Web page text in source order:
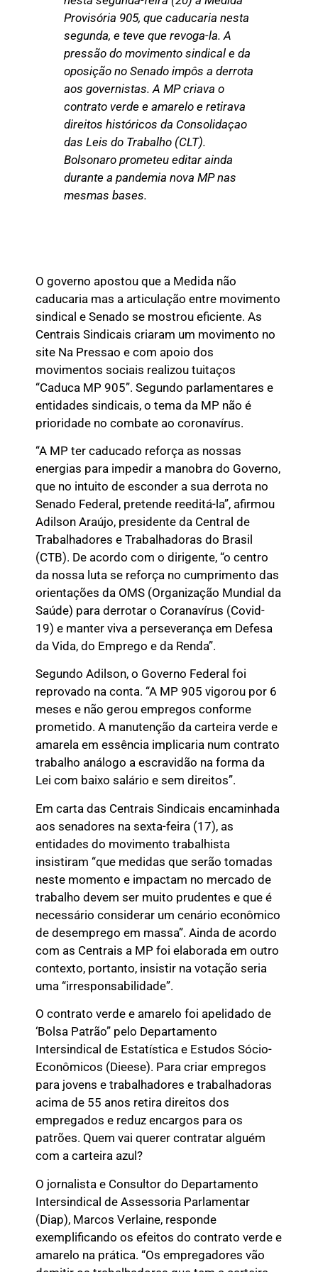
Provisória 905, que caducaria nesta
segunda, e teve que revoga-la. A
pressão do movimento sindical e da
oposição no Senado impôs a derrota
aos governistas. A MP criava o
contrato verde e amarelo e retirava
direitos históricos da Consolidaçao
das Leis do Trabalho (CLT).
Bolsonaro prometeu editar ainda
durante a pandemia nova MP nas
mesmas bases.
O governo apostou que a Medida não
caducaria mas a articulação entre movimento
sindical e Senado se mostrou eficiente. As
Centrais Sindicais criaram um movimento no
site Na Pressao e com apoio dos
movimentos sociais realizou tuitaços
“Caduca MP 905”. Segundo parlamentares e
entidades sindicais, o tema da MP não é
prioridade no combate ao coronavírus.
“A MP ter caducado reforça as nossas
energias para impedir a manobra do Governo,
que no intuito de esconder a sua derrota no
Senado Federal, pretende reeditá-la”, afirmou
Adilson Araújo, presidente da Central de
Trabalhadores e Trabalhadoras do Brasil
(CTB). De acordo com o dirigente, “o centro
da nossa luta se reforça no cumprimento das
orientações da OMS (Organização Mundial da
Saúde) para derrotar o Coranavírus (Covid-
19) e manter viva a perseverança em Defesa
da Vida, do Emprego e da Renda”.
Segundo Adilson, o Governo Federal foi
reprovado na conta. “A MP 905 vigorou por 6
meses e não gerou empregos conforme
prometido. A manutenção da carteira verde e
amarela em essência implicaria num contrato
trabalho análogo a escravidão na forma da
Lei com baixo salário e sem direitos”.
Em carta das Centrais Sindicais encaminhada
aos senadores na sexta-feira (17), as
entidades do movimento trabalhista
insistiram “que medidas que serão tomadas
neste momento e impactam no mercado de
trabalho devem ser muito prudentes e que é
necessário considerar um cenário econômico
de desemprego em massa”. Ainda de acordo
com as Centrais a MP foi elaborada em outro
contexto, portanto, insistir na votação seria
uma “irresponsabilidade”.
O contrato verde e amarelo foi apelidado de
‘Bolsa Patrão” pelo Departamento
Intersindical de Estatística e Estudos Sócio-
Econômicos (Dieese). Para criar empregos
para jovens e trabalhadores e trabalhadoras
acima de 55 anos retira direitos dos
empregados e reduz encargos para os
patrões. Quem vai querer contratar alguém
com a carteira azul?
O jornalista e Consultor do Departamento
Intersindical de Assessoria Parlamentar
(Diap), Marcos Verlaine, responde
exemplificando os efeitos do contrato verde e
amarelo na prática. “Os empregadores vão